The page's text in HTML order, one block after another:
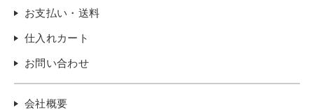
お支払い・送料
仕入れカート
お問い合わせ
会社概要